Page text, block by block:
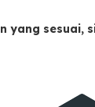
yang sesuai,